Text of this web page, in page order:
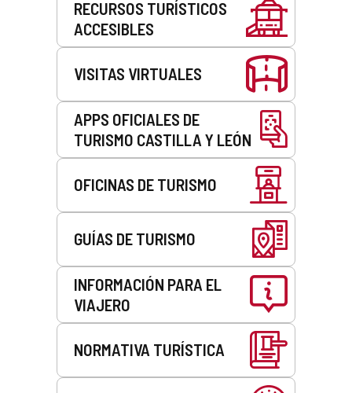
RECURSOS TURÍSTICOS
ACCESIBLES
VISITAS VIRTUALES
APPS OFICIALES DE
TURISMO CASTILLA Y LEÓN
OFICINAS DE TURISMO
GUÍAS DE TURISMO
INFORMACIÓN PARA EL
VIAJERO
NORMATIVA TURÍSTICA